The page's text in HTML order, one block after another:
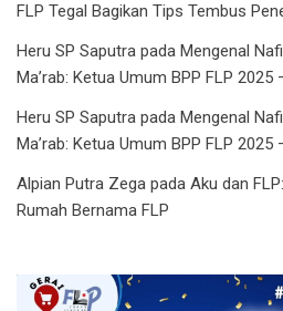
FLP Tegal Bagikan Tips Tembus
Heru SP Saputra padaMengenal
Ma’rab: Ketua Umum BPP FLP 2025
Heru SP Saputra padaMengenal
Ma’rab: Ketua Umum BPP FLP 2025
Alpian Putra Zega padaAku dan
Rumah Bernama FLP